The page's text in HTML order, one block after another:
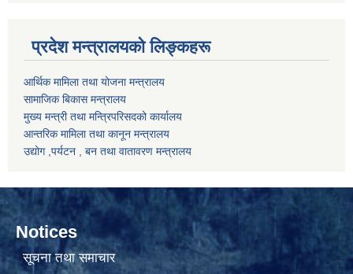
प्रदेश मन्त्रालयको लिङ्कहरू
आर्थिक मामिला तथा योजना मन्त्रालय
सामाजिक बिकास मन्त्रालय
मुख्य मन्त्री तथा मन्त्रिपरिसदको कार्यालय
आन्तरिक मामिला तथा कानून मन्त्रालय
उद्योग ,पर्यटन , बन तथा वातावरण मन्त्रालय
Notices
सूचना तथा समाचार